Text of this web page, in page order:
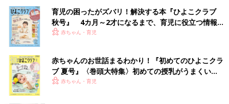
育児の困ったがズバリ！解決する本『ひよこクラブ
秋号』 4カ月～2才になるまで、育児に役立つ情報が
いっぱい！
赤ちゃん・育児
赤ちゃんのお世話まるわかり！『初めてのひよこクラ
ブ 夏号』〈巻頭大特集〉初めての授乳がうまくい
く！ おっぱい・ミルクの基本と夏のトラブル 解決テ
赤ちゃん・育児